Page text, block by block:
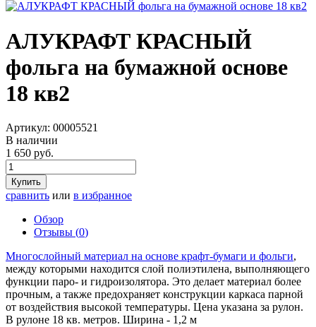
АЛУКРАФТ КРАСНЫЙ
фольга на бумажной основе
18 кв2
Артикул: 00005521
В наличии
1 650 руб.
Купить
сравнить или в избранное
Обзор
Отзывы (0)
Многослойный материал на основе крафт-бумаги и фольги,
между которыми находится слой полиэтилена, выполняющего
функции паро- и гидроизолятора. Это делает материал более
прочным, а также предохраняет конструкции каркаса парной
от воздействия высокой температуры. Цена указана за рулон.
В рулоне 18 кв. метров. Ширина - 1,2 м